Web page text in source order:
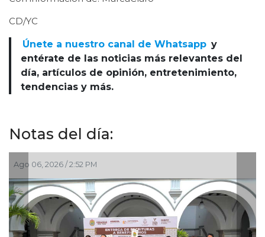
CD/YC
Únete a nuestro canal de Whatsapp y
entérate de las noticias más relevantes del
día, artículos de opinión, entretenimiento,
tendencias y más.
Notas del día: